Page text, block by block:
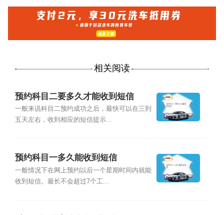
相关阅读
预约科目二要多久才能收到短信
一般来说科目二预约成功之后，最快可以在三到
五天左右，收到相应的短信提示...
预约科目一多久能收到短信
一般情况下在网上预约以后一个星期时间内就能
收到短信。最长不会超过7个工...